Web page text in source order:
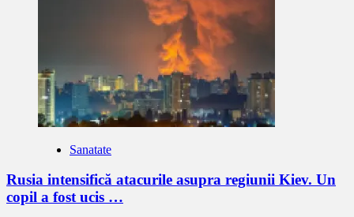
Sanatate
Rusia intensifică atacurile asupra regiunii Kiev. Un
copil a fost ucis …